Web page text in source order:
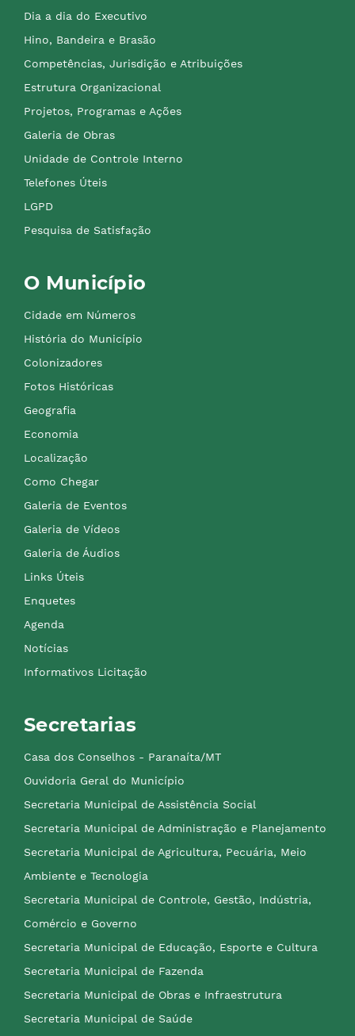
Dia a dia do Executivo
Hino, Bandeira e Brasão
Competências, Jurisdição e Atribuições
Estrutura Organizacional
Projetos, Programas e Ações
Galeria de Obras
Unidade de Controle Interno
Telefones Úteis
LGPD
Pesquisa de Satisfação
O Município
Cidade em Números
História do Município
Colonizadores
Fotos Históricas
Geografia
Economia
Localização
Como Chegar
Galeria de Eventos
Galeria de Vídeos
Galeria de Áudios
Links Úteis
Enquetes
Agenda
Notícias
Informativos Licitação
Secretarias
Casa dos Conselhos - Paranaíta/MT
Ouvidoria Geral do Município
Secretaria Municipal de Assistência Social
Secretaria Municipal de Administração e Planejamento
Secretaria Municipal de Agricultura, Pecuária, Meio
Ambiente e Tecnologia
Secretaria Municipal de Controle, Gestão, Indústria,
Comércio e Governo
Secretaria Municipal de Educação, Esporte e Cultura
Secretaria Municipal de Fazenda
Secretaria Municipal de Obras e Infraestrutura
Secretaria Municipal de Saúde